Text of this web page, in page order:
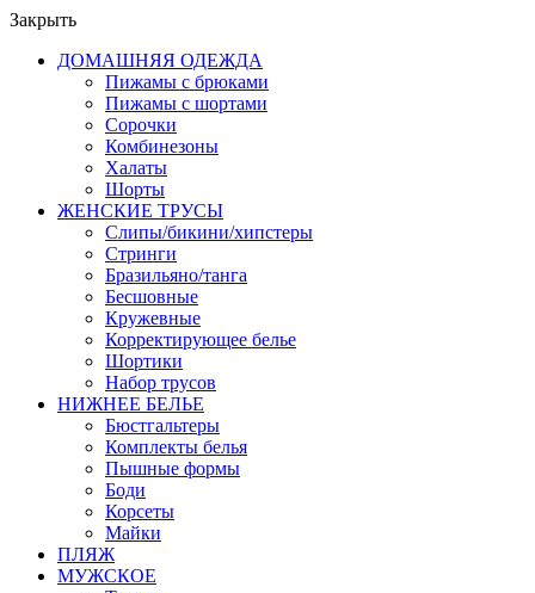
Закрыть
ДОМАШНЯЯ ОДЕЖДА
Пижамы с брюками
Пижамы с шортами
Сорочки
Комбинезоны
Халаты
Шорты
ЖЕНСКИЕ ТРУСЫ
Слипы/бикини/хипстеры
Стринги
Бразильяно/танга
Бесшовные
Кружевные
Корректирующее белье
Шортики
Набор трусов
НИЖНЕЕ БЕЛЬЕ
Бюстгальтеры
Комплекты белья
Пышные формы
Боди
Корсеты
Майки
ПЛЯЖ
МУЖСКОЕ